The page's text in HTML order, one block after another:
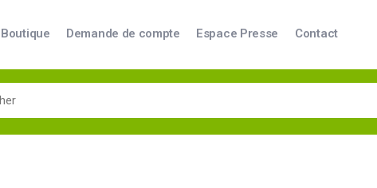
Boutique Demande de compte Espace Presse Contact